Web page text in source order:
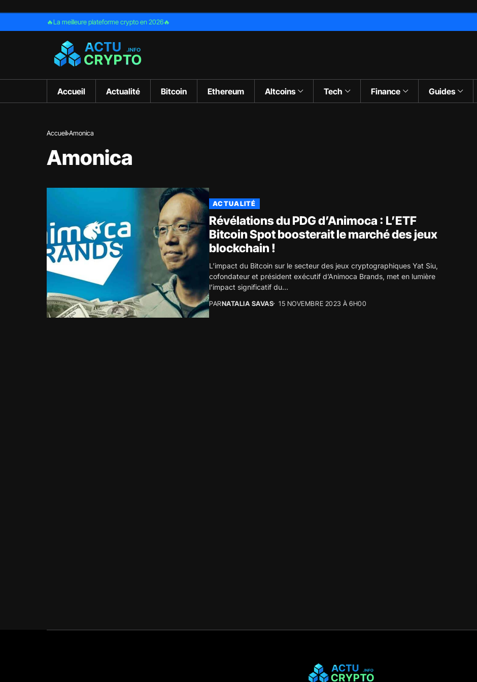
🔥La meilleure plateforme crypto en 2026🔥
Accueil Actualité Bitcoin Ethereum Altcoins Tech Finance Guides
Accueil Amonica
Amonica
ACTUALITÉ
Révélations du PDG d’Animoca : L’ETF
Bitcoin Spot boosterait le marché des jeux
blockchain !
L’impact du Bitcoin sur le secteur des jeux cryptographiques Yat Siu,
cofondateur et président exécutif d’Animoca Brands, met en lumière
l’impact significatif du...
PARNATALIA SAVAS 15 NOVEMBRE 2023 À 6H00